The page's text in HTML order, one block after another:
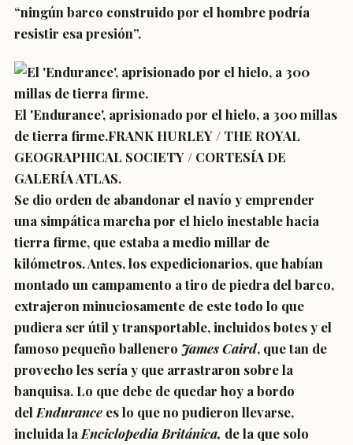
“ningún barco construido por el hombre podría
resistir esa presión”.
El 'Endurance', aprisionado por el hielo, a 300 millas
de tierra firme.FRANK HURLEY / THE ROYAL
GEOGRAPHICAL SOCIETY / CORTESÍA DE
GALERÍA ATLAS.
Se dio orden de abandonar el navío y emprender
una simpática marcha por el hielo inestable hacia
tierra firme, que estaba a medio millar de
kilómetros. Antes, los expedicionarios, que habían
montado un campamento a tiro de piedra del barco,
extrajeron minuciosamente de este todo lo que
pudiera ser útil y transportable, incluidos botes y el
famoso pequeño ballenero James Caird, que tan de
provecho les sería y que arrastraron sobre la
banquisa. Lo que debe de quedar hoy a bordo
del Endurance es lo que no pudieron llevarse,
incluida la Enciclopedia Británica, de la que solo